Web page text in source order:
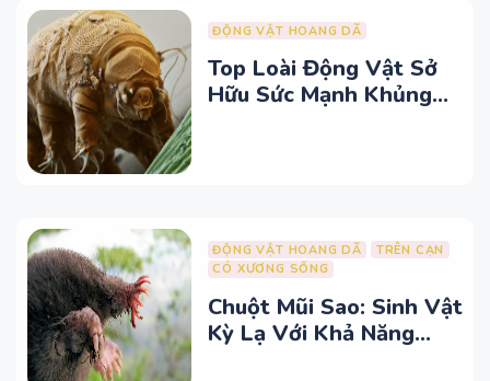
ĐỘNG VẬT HOANG DÃ
Top Loài Động Vật Sở
Hữu Sức Mạnh Khủng
ĐỘNG VẬT HOANG DÃ
TRÊN CẠN
CÓ XƯƠNG SỐNG
Chuột Mũi Sao: Sinh Vật
Kỳ Lạ Với Khả Năng